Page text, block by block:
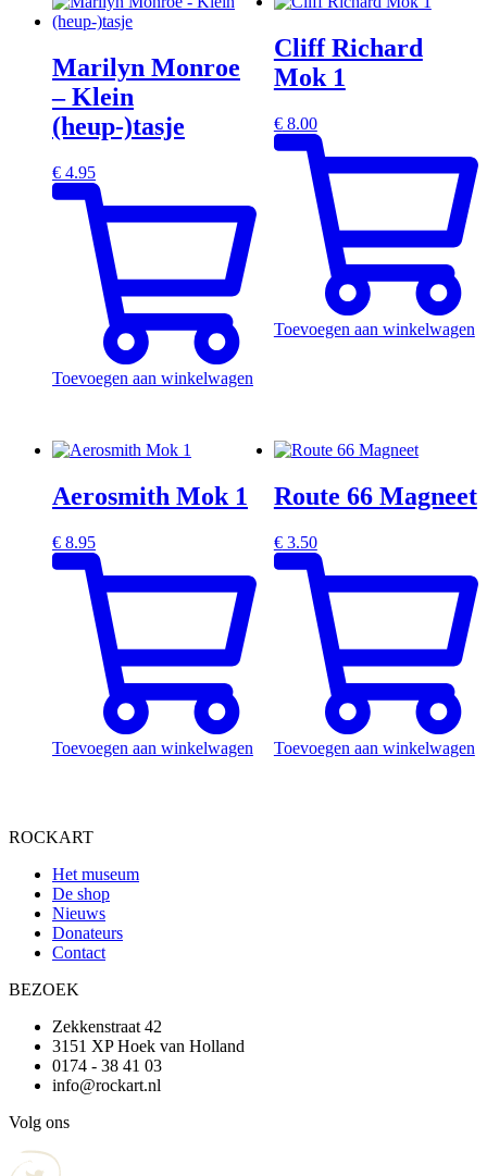
Marilyn Monroe
– Klein
(heup-)tasje
€ 4.95
Toevoegen aan winkelwagen
Cliff Richard
Mok 1
€8.00
Toevoegen aan winkelwagen
Aerosmith Mok 1
€ 8.95
Toevoegen aan winkelwagen
Route 66 Magneet
€3.50
Toevoegen aan winkelwagen
ROCKART
Het museum
De shop
Nieuws
Donateurs
Contact
BEZOEK
Zekkenstraat 42
3151 XP Hoek van Holland
0174 - 38 41 03
info@rockart.nl
Volg ons